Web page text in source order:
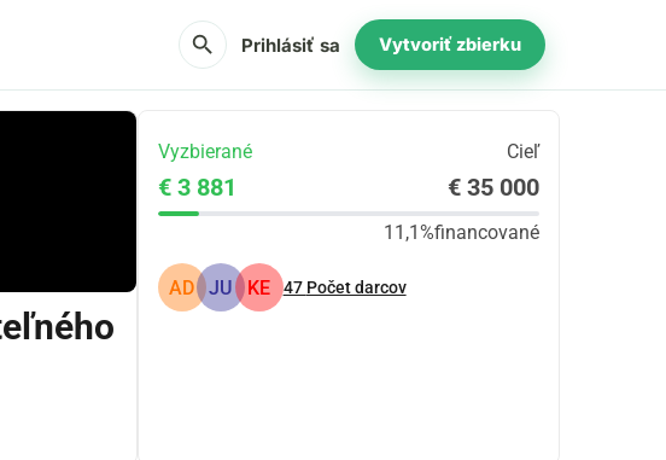
search Prihlásiť sa Vytvoriť zbierku
Vyzbierané Cieľ
€ 3 881 € 35 000
11,1%financované
AD JU KE 47 Počet darcov